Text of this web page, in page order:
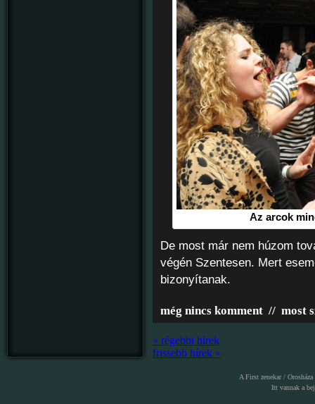
Az arcok
De most már nem húzom
végén Szentesen. Mert
bizonyítanak.
még nincs komment // most
« régebbi hírek
frissebb hírek »
A First zenekar /
Itt vannak a